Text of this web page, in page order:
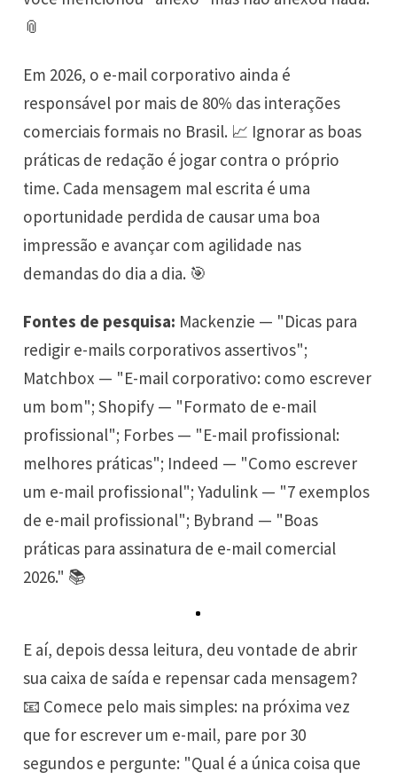
📎
Em 2026, o e-mail corporativo ainda é
responsável por mais de 80% das interações
comerciais formais no Brasil. 📈 Ignorar as boas
práticas de redação é jogar contra o próprio
time. Cada mensagem mal escrita é uma
oportunidade perdida de causar uma boa
impressão e avançar com agilidade nas
demandas do dia a dia. 🎯
Fontes de pesquisa: Mackenzie — "Dicas para
redigir e-mails corporativos assertivos";
Matchbox — "E-mail corporativo: como escrever
um bom"; Shopify — "Formato de e-mail
profissional"; Forbes — "E-mail profissional:
melhores práticas"; Indeed — "Como escrever
um e-mail profissional"; Yadulink — "7 exemplos
de e-mail profissional"; Bybrand — "Boas
práticas para assinatura de e-mail comercial
2026." 📚
E aí, depois dessa leitura, deu vontade de abrir
sua caixa de saída e repensar cada mensagem?
📧 Comece pelo mais simples: na próxima vez
que for escrever um e-mail, pare por 30
segundos e pergunte: "Qual é a única coisa que